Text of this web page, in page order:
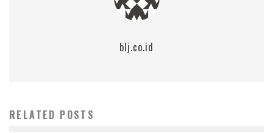
blj.co.id
RELATED POSTS